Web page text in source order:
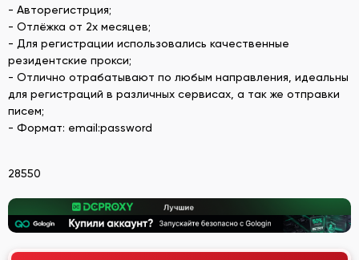
- Авторегистрция;
- Отлёжка от 2х месяцев;
- Для регистрации использовались качественные
резидентские прокси;
- Отлично отрабатывают по любым направления, идеальны
для регистраций в различных сервисах, а так же отправки
писем;
- Формат: email:password
28550